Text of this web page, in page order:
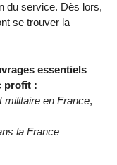
du service. Dès lors,
se trouver la
essentiels
profit :
militaire en France,
la France